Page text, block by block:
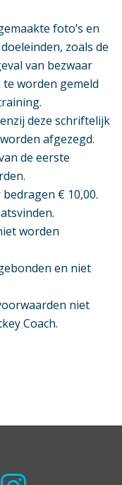
foto’s en
zoals de
van bezwaar
worden gemeld
deze schriftelijk
afgezegd.
de eerste
€ 10,00.
worden
en niet
niet
Coach.
Instagram